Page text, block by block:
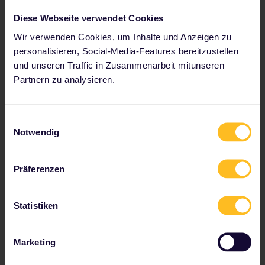
Diese Webseite verwendet Cookies
Wir verwenden Cookies, um Inhalte und Anzeigen zu
personalisieren, Social-Media-Features bereitzustellen
und unseren Traffic in Zusammenarbeit mitunseren
Partnern zu analysieren.
Notwendig
Präferenzen
Statistiken
Marketing
2. Klasse
Eine Fahrt in der 1. Klasse verspricht ein
Landschaften Europas zu bestaunen. Klicke auf die